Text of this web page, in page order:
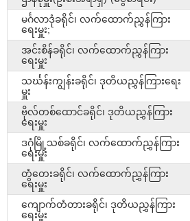
မင်္ဂလာဒုံခရိုင်၊ လက်ထောက်ညွှန်ကြား
ရေးမှူး;
အင်းစိန်ခရိုင်၊ လက်ထောက်ညွှန်ကြား
ရေးမှူး
သင်္ဃန်းကျွန်းခရိုင်၊ ဒုတိယညွှန်ကြားရေး
မှူး
ဗိုလ်တစ်ထောင်ခရိုင်၊ ဒုတိယညွှန်ကြား
ရေးမှူး
ဒဂုံမြို့သစ်ခရိုင်၊ လက်ထောက်ညွှန်ကြား
ရေးမှူး
တွံတေးခရိုင်၊ လက်ထောက်ညွှန်ကြား
ရေးမှူး
ကျောက်တံတားခရိုင်၊ ဒုတိယညွှန်ကြား
ရေးမှူး